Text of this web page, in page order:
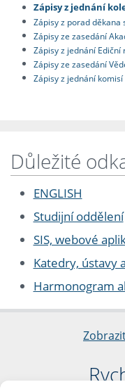
Zápisy z jednání
Zápisy z porad děkana
Zápisy ze zasedání
Zápisy z jednání Ediční
Zápisy ze zasedání
Zápisy z jednání
Důležité
ENGLISH
Studijní oddělení
SIS, webové
Katedry, ústavy
Harmonogram